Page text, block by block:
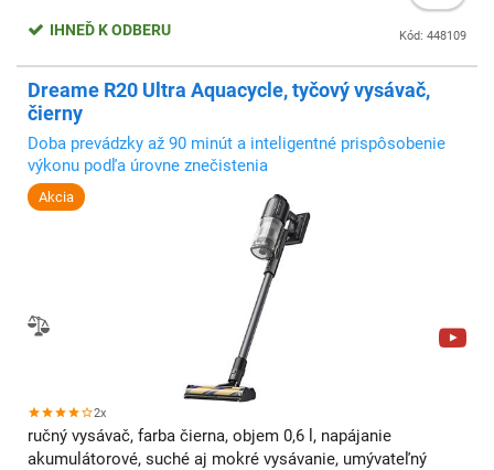
Kód: 448109
IHNEĎ K ODBERU
Dreame R20 Ultra Aquacycle, tyčový vysávač,
čierny
Doba prevádzky až 90 minút a inteligentné prispôsobenie
výkonu podľa úrovne znečistenia
Akcia
2x
ručný vysávač, farba čierna, objem 0,6 l, napájanie
akumulátorové, suché aj mokré vysávanie, umývateľný